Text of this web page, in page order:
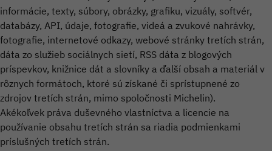
informácie, texty, súbory, obrázky, grafiku, vizuály, softvér,
databázy, API, údaje, fotografie, videá a zvukové nahrávky,
fotografie, internetové odkazy, webové stránky tretích strán,
dáta zo služieb sociálnych sietí, RSS dáta z blogových
príspevkov, knižnice dát a slovníky a ďalší obsah a materiál v
rôznych formátoch, ktoré sú získané či sprístupnené zo
zdrojov tretích strán, mimo spoločnosti Michelin).
Akékoľvek práva duševného vlastníctva a licencie na
používanie obsahu tretích strán sa riadia podmienkami
príslušných tretích strán.